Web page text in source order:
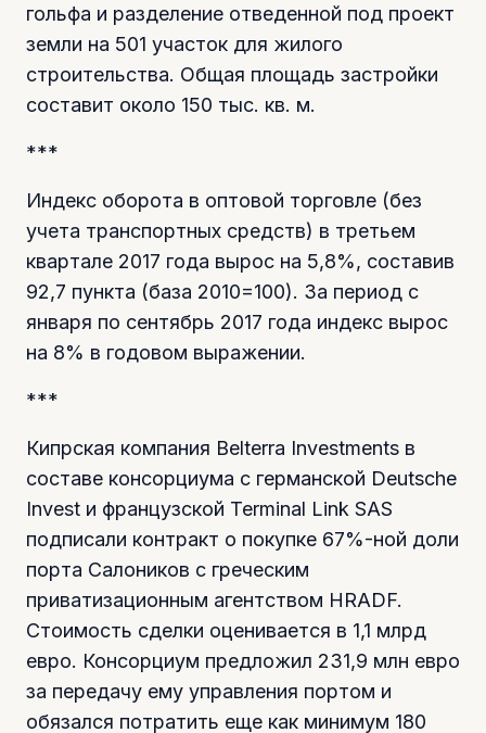
гольфа и разделение отведенной под проект
земли на 501 участок для жилого
строительства. Общая площадь застройки
составит около 150 тыс. кв. м.
***
Индекс оборота в оптовой торговле (без
учета транспортных средств) в третьем
квартале 2017 года вырос на 5,8%, составив
92,7 пункта (база 2010=100). За период с
января по сентябрь 2017 года индекс вырос
на 8% в годовом выражении.
***
Кипрская компания Belterra Investments в
составе консорциума с германской Deutsche
Invest и французской Terminal Link SAS
подписали контракт о покупке 67%-ной доли
порта Салоников с греческим
приватизационным агентством HRADF.
Стоимость сделки оценивается в 1,1 млрд
евро. Консорциум предложил 231,9 млн евро
за передачу ему управления портом и
обязался потратить еще как минимум 180